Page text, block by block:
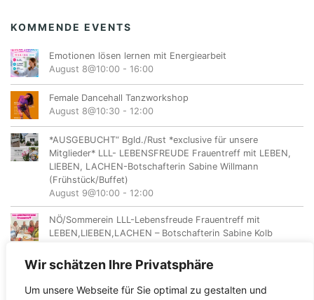
Wir schätzen Ihre Privatsphäre
Um unsere Webseite für Sie optimal zu gestalten und
KOMMENDE EVENTS
Emotionen lösen lernen mit Energiearbeit
August 8@10:00 - 16:00
Female Dancehall Tanzworkshop
August 8@10:30 - 12:00
*AUSGEBUCHT“ Bgld./Rust *exclusive für unsere
Mitglieder* LLL- LEBENSFREUDE Frauentreff mit LEBEN,
LIEBEN, LACHEN-Botschafterin Sabine Willmann
(Frühstück/Buffet)
August 9@10:00 - 12:00
NÖ/Sommerein LLL-Lebensfreude Frauentreff mit
LEBEN,LIEBEN,LACHEN – Botschafterin Sabine Kolb